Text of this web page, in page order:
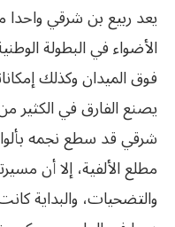
يعد ربيع بن شرقي واحدا
الأضواء في البطولة
فوق الميدان وكذلك
يصنع الفارق في الكثير
شرقي قد سطع نجمه
مطلع الألفية، إلا أن
والتضحيات، والبداية